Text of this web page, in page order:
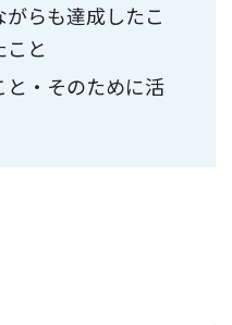
らも達成したこ
こと
・そのために活